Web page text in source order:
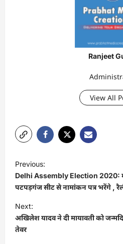
Ranjeet
View All
o
s
t
n
a
Previous:
Delhi Assembly Election 2020:
पटपड़गंज सीट से नामांकन पत्र भरेंगे ,
Next:
अखिलेश यादव ने दी मायावती को
तेवर